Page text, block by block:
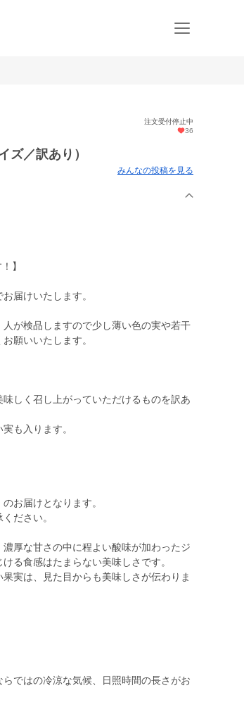
注文受付停止中
36
ズ／訳あり）
みんなの投稿を見る
】
届けいたします。
が検品しますので少し薄い色の実や若干
願いいたします。
しく召し上がっていただけるものを訳あ
も入ります。
お届けとなります。
ださい。
厚な甘さの中に程よい酸味が加わったジ
る食感はたまらない美味しさです。
実は、見た目からも美味しさが伝わりま
ではの冷涼な気候、日照時間の長さがお